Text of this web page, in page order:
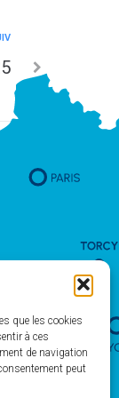
que les cookies
à ces
de navigation
peut